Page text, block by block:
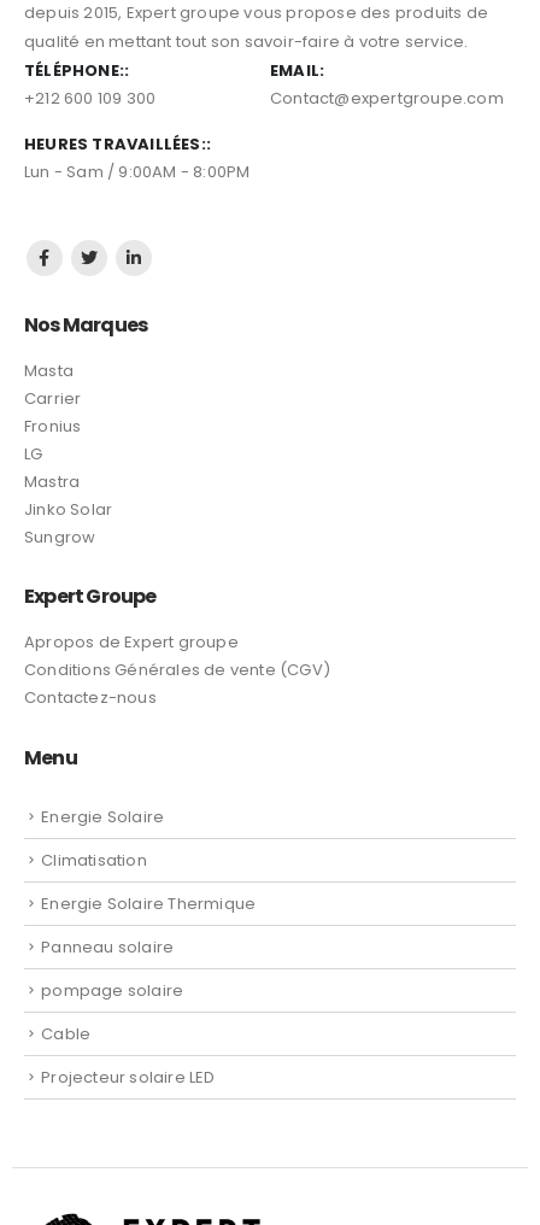
depuis 2015, Expert groupe vous propose des produits de
qualité en mettant tout son savoir-faire à votre service.
TÉLÉPHONE::
+212 600 109 300
EMAIL:
Contact@expertgroupe.com
HEURES TRAVAILLÉES::
Lun - Sam / 9:00AM - 8:00PM
Nos Marques
Masta
Carrier
Fronius
LG
Mastra
Jinko Solar
Sungrow
Expert Groupe
Apropos de Expert groupe
Conditions Générales de vente (CGV)
Contactez-nous
Menu
Energie Solaire
Climatisation
Energie Solaire Thermique
Panneau solaire
pompage solaire
Cable
Projecteur solaire LED